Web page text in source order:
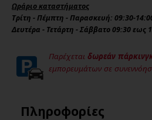
Ωράριο καταστήματος
Τρίτη - Πέμπτη - Παρασκευή: 09:30-
Δευτέρα - Τετάρτη - Σάββατο 09:30 εως
Παρέχεται δωρεάν
εμπορευμάτων σε
Πληροφορίες